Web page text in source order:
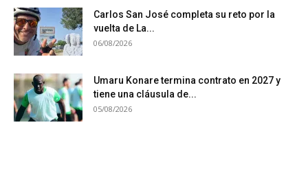
Carlos San José completa su reto por la
vuelta de La...
06/08/2026
Umaru Konare termina contrato en 2027 y
tiene una cláusula de...
05/08/2026